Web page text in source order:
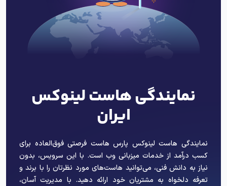
نمایندگی هاست لینوکس
ایران
نمایندگی هاست لینوکس پارس هاست فرصتی فوق‌العاده برای
کسب درآمد از خدمات میزبانی وب است. با این سرویس، بدون
نیاز به دانش فنی، می‌توانید هاست‌های مورد نظرتان را با برند و
تعرفه دلخواه به مشتریان خود ارائه دهید. با مدیریت آسان،